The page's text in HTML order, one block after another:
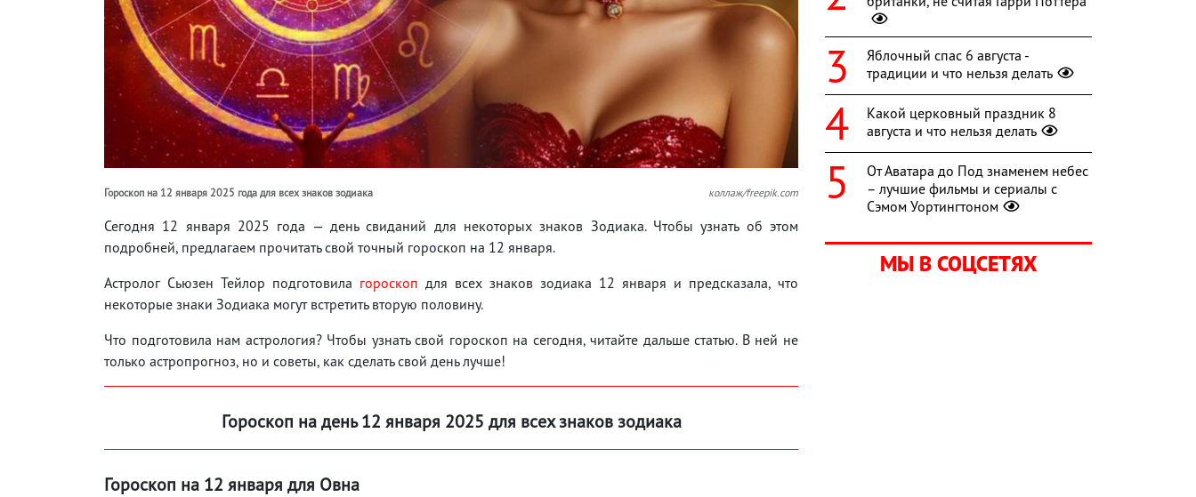
Гороскоп на 12 января 2025 года для всех знаков зодиака коллаж/freepik.com
Сегодня 12 января 2025 года — день свиданий для некоторых знаков Зодиака. Чтобы узнать об этом
подробней, предлагаем прочитать свой точный гороскоп на 12 января.
Астролог Сьюзен Тейлор подготовила гороскоп для всех знаков зодиака 12 января и предсказала, что
некоторые знаки Зодиака могут встретить вторую половину.
Что подготовила нам астрология? Чтобы узнать свой гороскоп на сегодня, читайте дальше статью. В ней не
только астропрогноз, но и советы, как сделать свой день лучше!
Гороскоп на день 12 января 2025 для всех знаков зодиака
Гороскоп на 12 января для Овна
Яблочный спас 6 августа -
традиции и что нельзя делать
Какой церковный праздник 8
августа и что нельзя делать
От Аватара до Под знаменем небес
– лучшие фильмы и сериалы с
Сэмом Уортингтоном
МЫ В СОЦСЕТЯХ